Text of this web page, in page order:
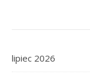
lipiec 2026